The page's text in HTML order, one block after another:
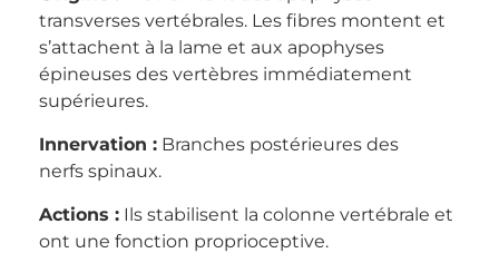
transverses vertébrales. Les fibres montent et
s’attachent à la lame et aux apophyses
épineuses des vertèbres immédiatement
supérieures.
Innervation : Branches postérieures des
nerfs spinaux.
Actions : Ils stabilisent la colonne vertébrale et
ont une fonction proprioceptive.